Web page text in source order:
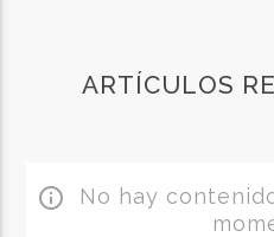
ARTÍCULOS
info_outline No hay